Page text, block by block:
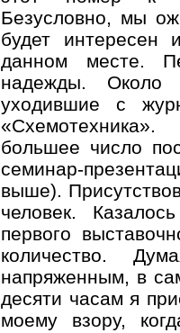
Безусловно, мы
будет
данном месте.
надежды. Около
уходившие с
большее число
семинар-
выше).
человек.
первого
количество.
напряженным, в
десяти часам я
моему взору,